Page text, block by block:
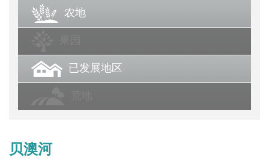
农地
已发展地区
贝澳河